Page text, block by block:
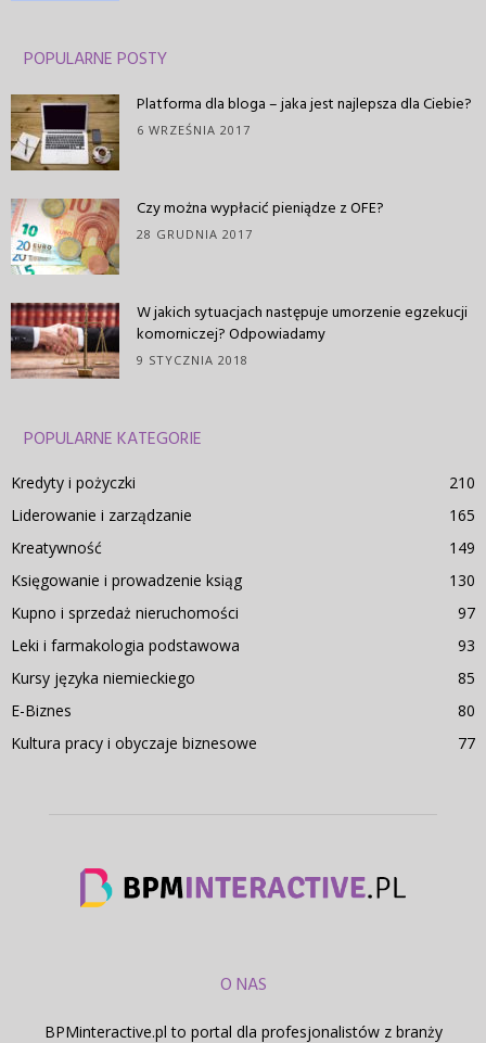
POPULARNE POSTY
Platforma dla bloga – jaka jest najlepsza dla Ciebie?
6 WRZEŚNIA 2017
Czy można wypłacić pieniądze z OFE?
28 GRUDNIA 2017
W jakich sytuacjach następuje umorzenie egzekucji
komorniczej? Odpowiadamy
9 STYCZNIA 2018
POPULARNE KATEGORIE
Kredyty i pożyczki
210
Liderowanie i zarządzanie
165
Kreatywność
149
Księgowanie i prowadzenie ksiąg
130
Kupno i sprzedaż nieruchomości
97
Leki i farmakologia podstawowa
93
Kursy języka niemieckiego
85
E-Biznes
80
Kultura pracy i obyczaje biznesowe
77
O NAS
BPMinteractive.pl to portal dla profesjonalistów z branży